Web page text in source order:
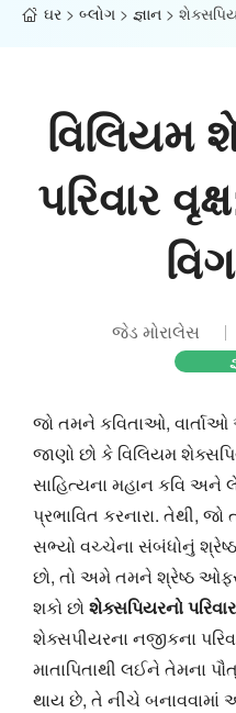
ઘર > બ્લોગ > જ્ઞાન >
વિલિયમ
પરિવાર
જેડ મોરાલેસ
જો તમને કવિતાઓ,
જાણો છો કે વિલિયમ
સાહિત્યના મહાન કવિ
પ્રભાવિત કરનારા. તેથી,
સભ્યો વચ્ચેના સંબંધોનું શ્રેષ્ઠ
છો, તો અમે તમને શ્રેષ્ઠ
શકો છોશેક્સપિયરનો
શેક્સપીયરના નજીકના
માતાપિતાથી લઈને તેમના
થાય છે, તે નીચે